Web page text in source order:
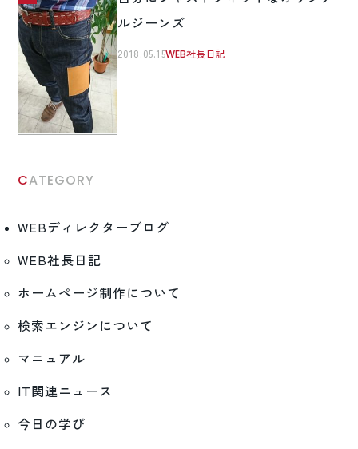
ルジーンズ
2018.05.15WEB社長日記
CATEGORY
WEBディレクターブログ
WEB社長日記
ホームページ制作について
検索エンジンについて
マニュアル
IT関連ニュース
今日の学び